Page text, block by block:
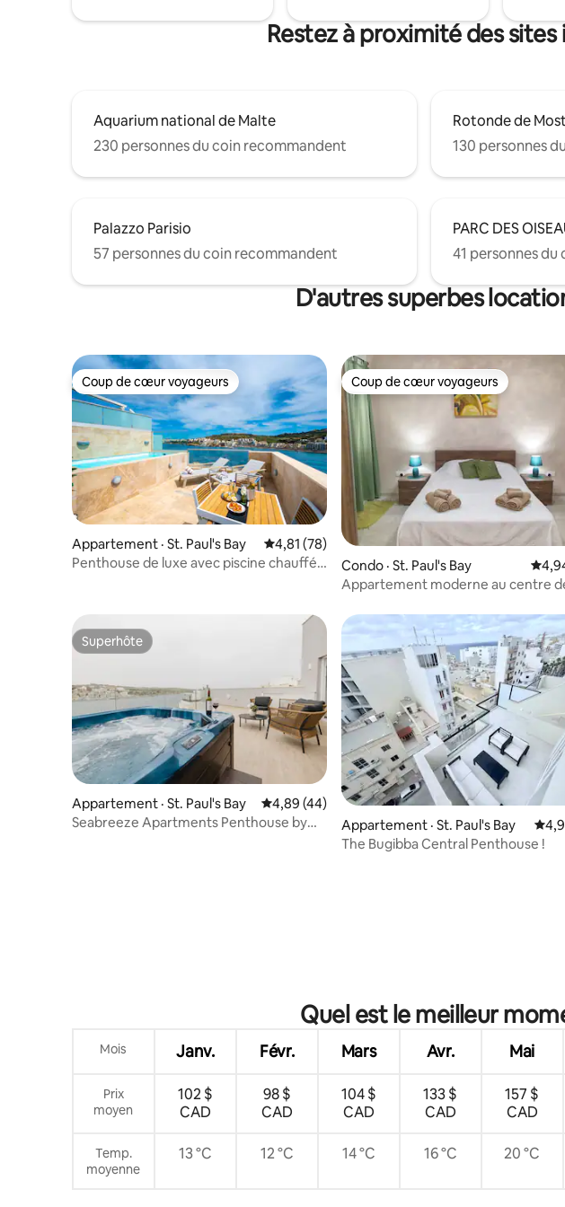
restaurants et des attractions.
Restez à proximité des
Aquarium national de Malte
230 personnes du coin recommandent
Rotonde de
130 personnes
Palazzo Parisio
57 personnes du coin recommandent
PARC DES
41 personnes
D'autres superbes
Coup de cœur voyageurs
Coup de cœur voyageurs
Appartement · St. Paul's Bay Note moyenne de 4,81 sur 5, 78 commentaires
4,81 (78)
Penthouse de luxe avec piscine chauffée
Coup de cœur voyageurs
Coup de cœur voyageurs
Condo · St. Paul's Bay Note
Appartement moderne au centre
Superhôte
Superhôte
Appartement · St. Paul's Bay Note moyenne de 4,89 sur 5, 44 commentaires
4,89 (44)
Seabreeze Apartments Penthouse by
Appartement · St. Paul's Bay
The Bugibba Central Penthouse !
Quel est le meilleur
Mois Janv. Févr. Mars Avr. Mai
Prix
moyen
102 $
CAD
98 $
CAD
104 $
CAD
133 $
CAD
157 $
CAD
Temp.
moyenne
13 °C 12 °C 14 °C 16 °C 20 °C